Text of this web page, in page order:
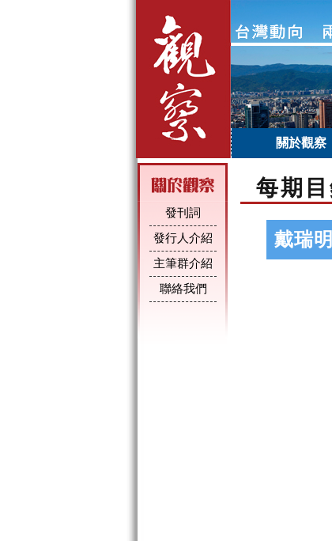
關於觀察
發刊詞
發行人介紹
主筆群介紹
聯絡我們
每期
戴瑞